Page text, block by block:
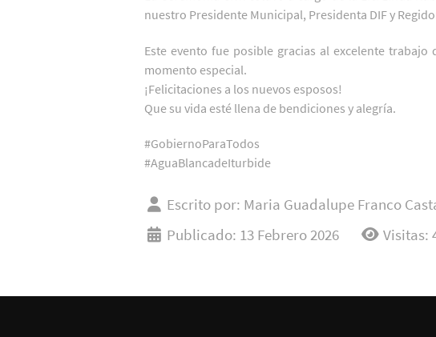
nuestro Presidente Municipal, Presidenta DIF y
Este evento fue posible gracias al excelente
momento especial.
¡Felicitaciones a los nuevos esposos!
Que su vida esté llena de bendiciones y alegría.
#GobiernoParaTodos
#AguaBlancadeIturbide
Escrito por: Maria Guadalupe Franco
Publicado: 13 Febrero 2026
Visitas: